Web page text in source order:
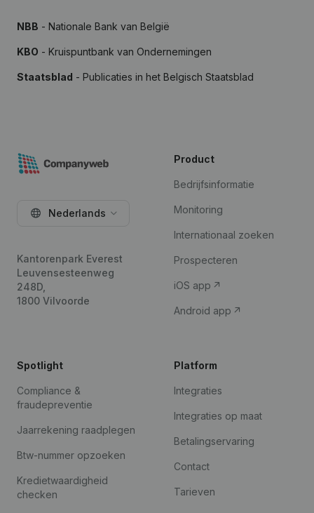
NBB - Nationale Bank van België
KBO - Kruispuntbank van Ondernemingen
Staatsblad - Publicaties in het Belgisch Staatsblad
Nederlands
Kantorenpark Everest
Leuvensesteenweg
248D,
1800 Vilvoorde
Product
Bedrijfsinformatie
Monitoring
Internationaal zoeken
Prospecteren
iOS app
Android app
Spotlight
Compliance &
fraudepreventie
Jaarrekening raadplegen
Btw-nummer opzoeken
Kredietwaardigheid
checken
Platform
Integraties
Integraties op maat
Betalingservaring
Contact
Tarieven